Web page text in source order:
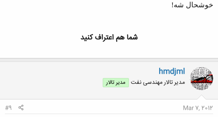
خوشحال شه!
شما هم اعتراف کنید
hmdjml
مدیر تالار مهندسی نفت مدیر تالار
Mar 7, 2012
#9